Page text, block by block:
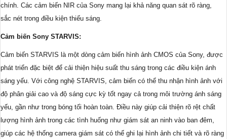
chính. Các cảm biến NIR của Sony mang lại khả năng quan sát rõ ràng,
sắc nét trong điều kiện thiếu sáng.
Cảm biến Sony STARVIS:
Cảm biến STARVIS là một dòng cảm biến hình ảnh CMOS của Sony, được
phát triển đặc biệt để cải thiện hiệu suất thu sáng trong các điều kiện ánh
sáng yếu. Với công nghệ STARVIS, cảm biến có thể thu nhận hình ảnh với
độ phân giải cao và độ sáng cực kỳ tốt ngay cả trong môi trường ánh sáng
yếu, gần như trong bóng tối hoàn toàn. Điều này giúp cải thiện rõ rệt chất
lượng hình ảnh trong các tình huống như giám sát an ninh vào ban đêm,
giúp các hệ thống camera giám sát có thể ghi lại hình ảnh chi tiết và rõ ràng